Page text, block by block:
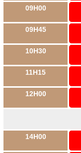
09H00
09H45
10H30
11H15
12H00
14H00